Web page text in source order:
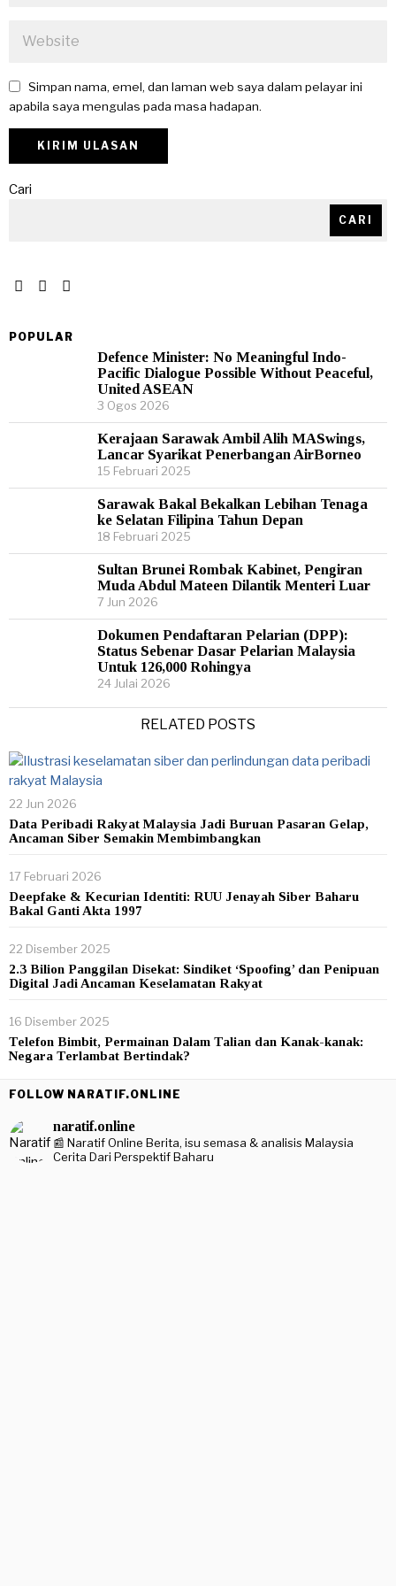
Simpan nama, emel, dan laman web saya dalam pelayar ini
apabila saya mengulas pada masa hadapan.
Cari
CARI
POPULAR
Defence Minister: No Meaningful Indo-
Pacific Dialogue Possible Without Peaceful,
United ASEAN
3 Ogos 2026
Kerajaan Sarawak Ambil Alih MASwings,
Lancar Syarikat Penerbangan AirBorneo
15 Februari 2025
Sarawak Bakal Bekalkan Lebihan Tenaga
ke Selatan Filipina Tahun Depan
18 Februari 2025
Sultan Brunei Rombak Kabinet, Pengiran
Muda Abdul Mateen Dilantik Menteri Luar
7 Jun 2026
Dokumen Pendaftaran Pelarian (DPP):
Status Sebenar Dasar Pelarian Malaysia
Untuk 126,000 Rohingya
24 Julai 2026
RELATED POSTS
22 Jun 2026
Data Peribadi Rakyat Malaysia Jadi Buruan Pasaran Gelap,
Ancaman Siber Semakin Membimbangkan
17 Februari 2026
Deepfake & Kecurian Identiti: RUU Jenayah Siber Baharu
Bakal Ganti Akta 1997
22 Disember 2025
2.3 Bilion Panggilan Disekat: Sindiket ‘Spoofing’ dan Penipuan
Digital Jadi Ancaman Keselamatan Rakyat
16 Disember 2025
Telefon Bimbit, Permainan Dalam Talian dan Kanak-kanak:
Negara Terlambat Bertindak?
FOLLOW NARATIF.ONLINE
naratif.online
📰 Naratif Online Berita, isu semasa & analisis Malaysia
Cerita Dari Perspektif Baharu